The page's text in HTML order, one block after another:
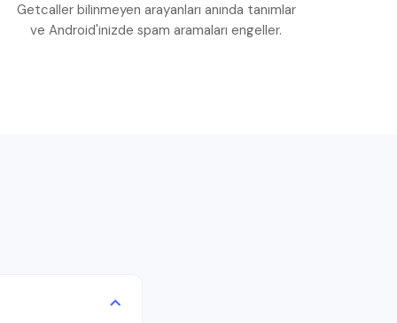
Getcaller bilinmeyen arayanları anında tanımlar
ve Android'inizde spam aramaları engeller.